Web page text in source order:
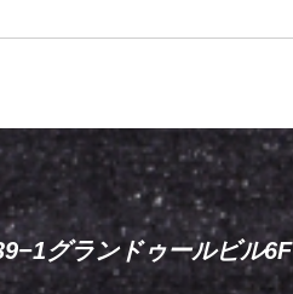
グランドゥールビル6F